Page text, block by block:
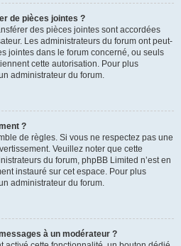
de pièces jointes ?
des pièces jointes sont accordées
Les administrateurs du forum ont peut-
jointes dans le forum concerné, ou seuls
cette autorisation. Pour plus
administrateur du forum.
?
de règles. Si vous ne respectez pas une
Veuillez noter que cette
du forum, phpBB Limited n’est en
instauré sur cet espace. Pour plus
administrateur du forum.
à un modérateur ?